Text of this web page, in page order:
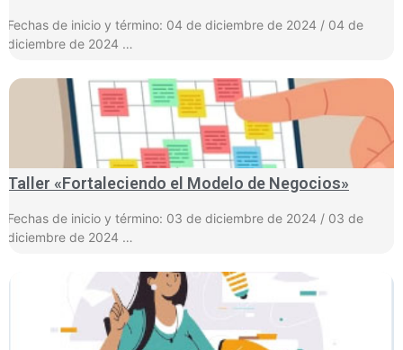
Fechas de inicio y término: 04 de diciembre de 2024 / 04 de
diciembre de 2024 …
Taller «Fortaleciendo el Modelo de Negocios»
Fechas de inicio y término: 03 de diciembre de 2024 / 03 de
diciembre de 2024 …